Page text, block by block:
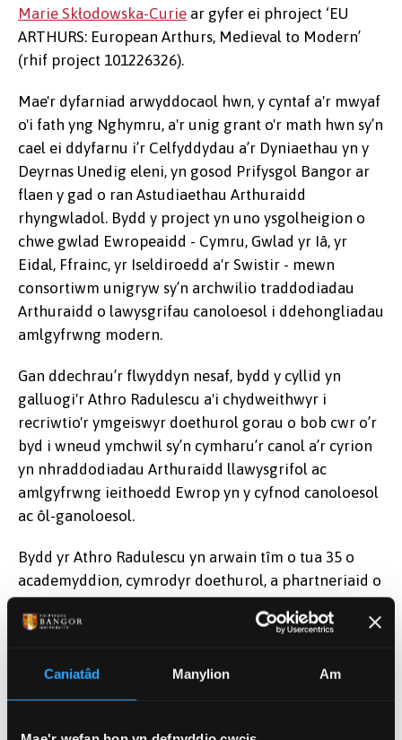
Caniatâd Manylion Am
Raluca Radulescu
Marie Skłodowska-Curie ar gyfer ei phroject ‘EU
ARTHURS: European Arthurs, Medieval to Modern’
(rhif project 101226326).
Mae'r dyfarniad arwyddocaol hwn, y cyntaf a'r mwyaf
o'i fath yng Nghymru, a'r unig grant o'r math hwn sy’n
cael ei ddyfarnu i’r Celfyddydau a’r Dyniaethau yn y
Deyrnas Unedig eleni, yn gosod Prifysgol Bangor ar
flaen y gad o ran Astudiaethau Arthuraidd
rhyngwladol. Bydd y project yn uno ysgolheigion o
chwe gwlad Ewropeaidd - Cymru, Gwlad yr Iâ, yr
Eidal, Ffrainc, yr Iseldiroedd a'r Swistir - mewn
consortiwm unigryw sy’n archwilio traddodiadau
Arthuraidd o lawysgrifau canoloesol i ddehongliadau
amlgyfrwng modern.
Gan ddechrau’r flwyddyn nesaf, bydd y cyllid yn
galluogi'r Athro Radulescu a'i chydweithwyr i
recriwtio'r ymgeiswyr doethurol gorau o bob cwr o’r
byd i wneud ymchwil sy’n cymharu’r canol a’r cyrion
yn nhraddodiadau Arthuraidd llawysgrifol ac
amlgyfrwng ieithoedd Ewrop yn y cyfnod canoloesol
ac ôl-ganoloesol.
Bydd yr Athro Radulescu yn arwain tîm o tua 35 o
academyddion, cymrodyr doethurol, a phartneriaid o
brifysgolion, amgueddfeydd, llyfrgelloedd,
cyhoeddwyr, a sefydliadau diwylliannol eraill ledled
academaidd a hyfforddiant lefel uchel, gan sicrhau
ymgysylltiad cyhoeddus ac effaith ymchwil gref.